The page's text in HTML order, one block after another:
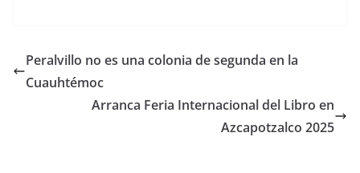
Peralvillo no es una colonia de segunda en la
Cuauhtémoc
Arranca Feria Internacional del Libro en
Azcapotzalco 2025